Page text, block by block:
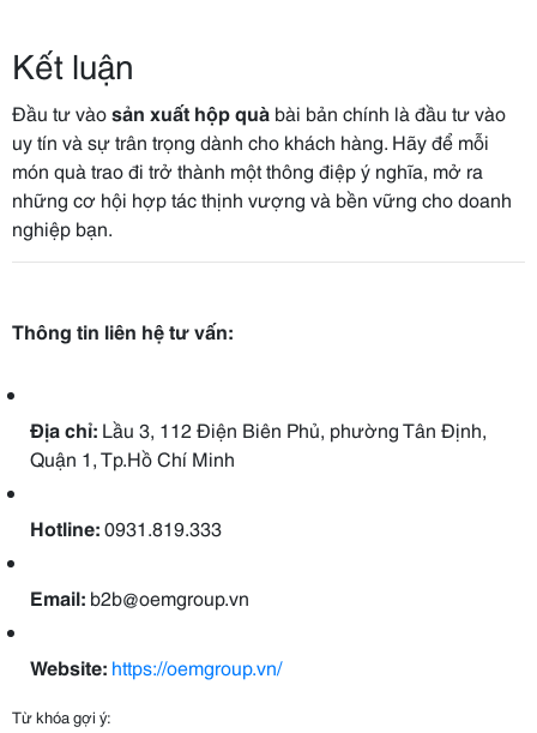
Kết luận
Đầu tư vàosản xuất hộp quà bài bản chính là đầu tư vào
uy tín và sự trân trọng dành cho khách hàng. Hãy để mỗi
món quà trao đi trở thành một thông điệp ý nghĩa, mở ra
những cơ hội hợp tác thịnh vượng và bền vững cho doanh
nghiệp bạn.
Thông tin liên hệ tư vấn:
Địa chỉ: Lầu 3, 112 Điện Biên Phủ, phường Tân Định,
Quận 1, Tp.Hồ Chí Minh
Hotline:0931.819.333
Email: b2b@oemgroup.vn
Website: https://oemgroup.vn/
Từ khóa gợi ý: